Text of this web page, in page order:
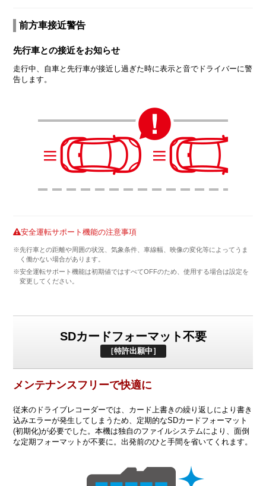
前方車接近警告
先行車との接近をお知らせ
走行中、自車と先行車が接近し過ぎた時に表示と音でドライバーに警
告します。
安全運転サポート機能の注意事項
※先行車との距離や周囲の状況、気象条件、車線幅、映像の変化等によってうま
く働かない場合があります。
※安全運転サポート機能は初期値ではすべてOFFのため、使用する場合は設定を
変更してください。
SDカードフォーマット不要
［特許出願中］
メンテナンスフリーで快適に
従来のドライブレコーダーでは、カード上書きの繰り返しにより書き
込みエラーが発生してしまうため、定期的なSDカードフォーマット
(初期化)が必要でした。本機は独自のファイルシステムにより、面倒
な定期フォーマットが不要に。出発前のひと手間を省いてくれます。